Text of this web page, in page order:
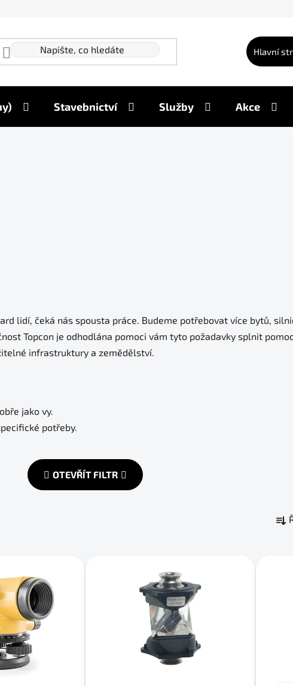
Hlavní
Stavebnictví Služby Akce
lidí, čeká nás spousta práce. Budeme potřebovat více bytů,
Topcon je odhodlána pomoci vám tyto požadavky splnit
infrastruktury a zemědělství.
jako vy.
potřeby.
OTEVŘÍT FILTR
a